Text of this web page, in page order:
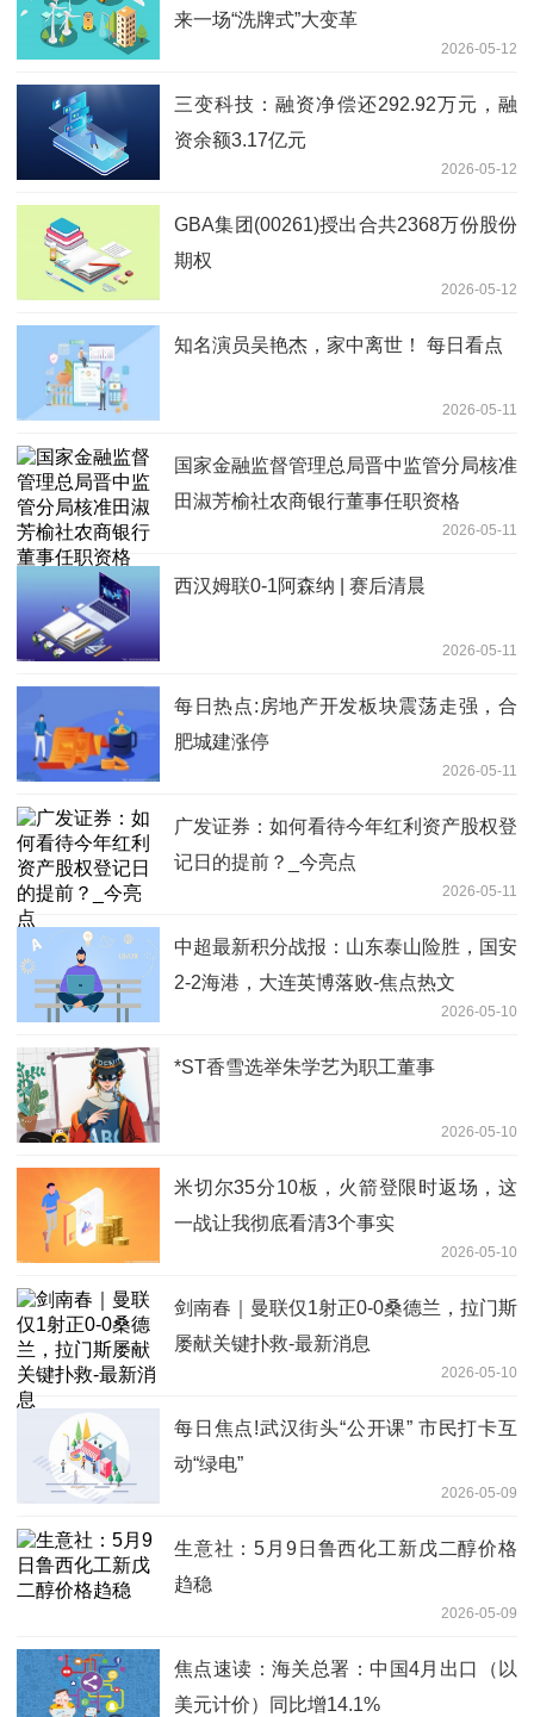
来一场“洗牌式”大变革
2026-05-12
三变科技：融资净偿还292.92万元，融
资余额3.17亿元
2026-05-12
GBA集团(00261)授出合共2368万份股份
期权
2026-05-12
知名演员吴艳杰，家中离世！ 每日看点
2026-05-11
国家金融监督管理总局晋中监管分局核准
田淑芳榆社农商银行董事任职资格
2026-05-11
西汉姆联0-1阿森纳 | 赛后清晨
2026-05-11
每日热点:房地产开发板块震荡走强，合
肥城建涨停
2026-05-11
广发证券：如何看待今年红利资产股权登
记日的提前？_今亮点
2026-05-11
中超最新积分战报：山东泰山险胜，国安
2-2海港，大连英博落败-焦点热文
2026-05-10
*ST香雪选举朱学艺为职工董事
2026-05-10
米切尔35分10板，火箭登限时返场，这
一战让我彻底看清3个事实
2026-05-10
剑南春｜曼联仅1射正0-0桑德兰，拉门斯
屡献关键扑救-最新消息
2026-05-10
每日焦点!武汉街头“公开课” 市民打卡互
动“绿电”
2026-05-09
生意社：5月9日鲁西化工新戊二醇价格
趋稳
2026-05-09
焦点速读：海关总署：中国4月出口（以
美元计价）同比增14.1%